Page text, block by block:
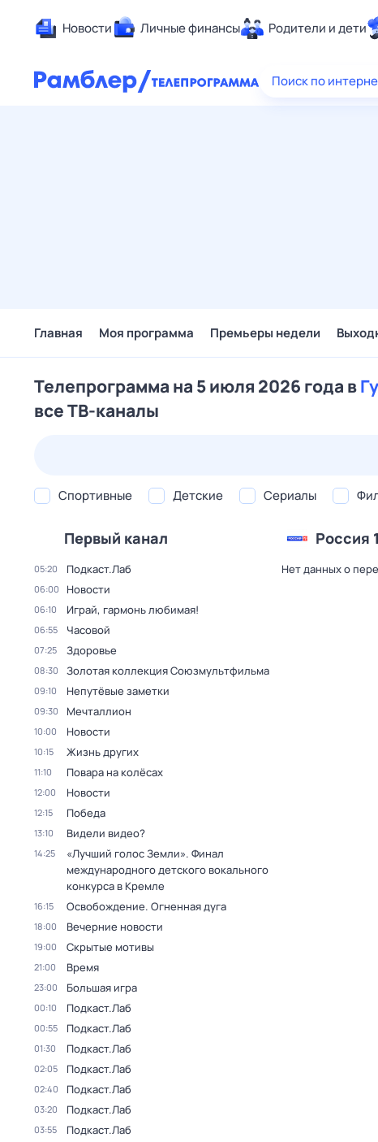
Новости Личные финансы Родители и дети
Здоровье
Поиск по
Главная Моя программа Премьеры недели
Телепрограмма на 5 июля 2026 года в
все ТВ-каналы
Спортивные Детские Сериалы
Первый канал
05:20 Подкаст.Лаб
06:00 Новости
06:10 Играй, гармонь любимая!
06:55 Часовой
07:25 Здоровье
08:30 Золотая коллекция Союзмультфильма
09:10 Непутёвые заметки
09:30 Мечталлион
10:00 Новости
10:15 Жизнь других
11:10 Повара на колёсах
12:00 Новости
12:15 Победа
13:10 Видели видео?
14:25
«Лучший голос Земли». Финал
международного детского вокального
конкурса в Кремле
16:15 Освобождение. Огненная дуга
18:00 Вечерние новости
19:00 Скрытые мотивы
21:00 Время
23:00 Большая игра
00:10 Подкаст.Лаб
00:55 Подкаст.Лаб
01:30 Подкаст.Лаб
02:05 Подкаст.Лаб
02:40 Подкаст.Лаб
03:20 Подкаст.Лаб
03:55 Подкаст.Лаб
Россия 1
Нет данных о